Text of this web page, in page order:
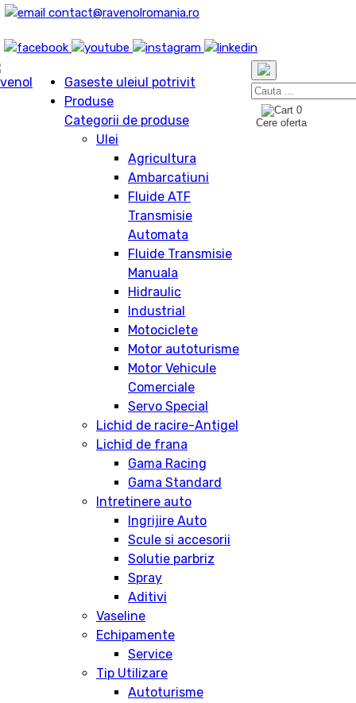
contact@ravenolromania.ro
Gaseste uleiul potrivit
Produse
Categorii de produse
Ulei
Agricultura
Ambarcatiuni
Fluide ATF
Transmisie
Automata
Fluide Transmisie
Manuala
Hidraulic
Industrial
Motociclete
Motor autoturisme
Motor Vehicule
Comerciale
Servo Special
Lichid de racire-Antigel
Lichid de frana
Gama Racing
Gama Standard
Intretinere auto
Ingrijire Auto
Scule si accesorii
Solutie parbriz
Spray
Aditivi
Vaseline
Echipamente
Service
Tip Utilizare
Autoturisme
0
Cere oferta